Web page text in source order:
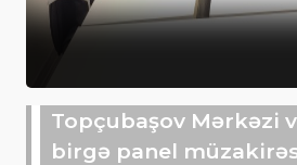
Topçubaşov Mərkəzi
birgə panel